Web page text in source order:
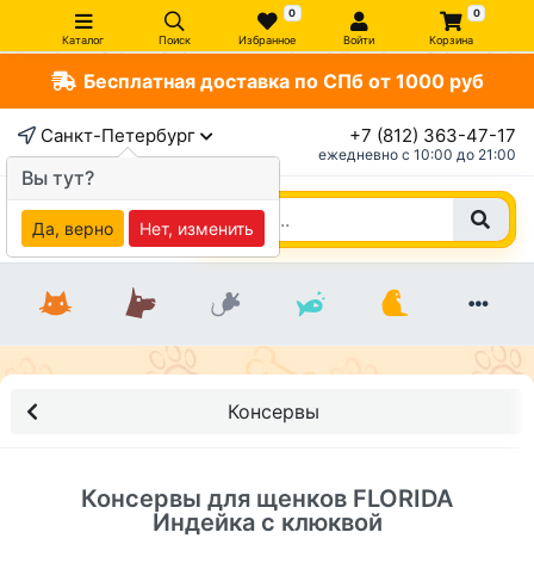
Каталог Поиск
0
Избранное Войти
0
Корзина
Бесплатная доставка по СПб от 1000 руб
Санкт-Петербург +7 (812) 363-47-17
ежедневно c 10:00 до 21:00
Консервы
Консервы для щенков FLORIDA
Индейка с клюквой
Вы тут?
Да, верно Нет, изменить